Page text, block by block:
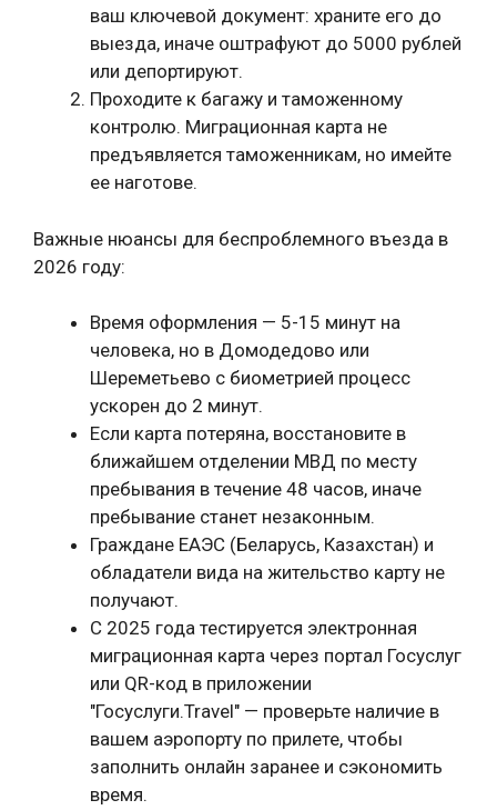
ваш ключевой документ: храните его до
выезда, иначе оштрафуют до 5000 рублей
или депортируют.
Проходите к багажу и таможенному
контролю. Миграционная карта не
предъявляется таможенникам, но имейте
ее наготове.
Важные нюансы для беспроблемного въезда в
2026 году:
Время оформления — 5-15 минут на
человека, но в Домодедово или
Шереметьево с биометрией процесс
ускорен до 2 минут.
Если карта потеряна, восстановите в
ближайшем отделении МВД по месту
пребывания в течение 48 часов, иначе
пребывание станет незаконным.
Граждане ЕАЭС (Беларусь, Казахстан) и
обладатели вида на жительство карту не
получают.
С 2025 года тестируется электронная
миграционная карта через портал Госуслуг
или QR-код в приложении
"Госуслуги.Travel" — проверьте наличие в
вашем аэропорту по прилете, чтобы
заполнить онлайн заранее и сэкономить
время.